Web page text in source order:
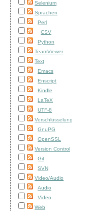
Selenium
Sprachen
Perl
CSV
Python
TeamViewer
Text
Emacs
Enscript
Kindle
LaTeX
UTF-8
Verschlüsselung
GnuPG
OpenSSL
Version Control
Git
SVN
Video/Audio
Audio
Video
Web